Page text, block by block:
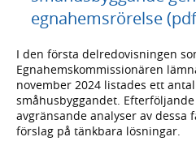
egnahemsrörelse
I den första delredovisningen
Egnahemskommissionären
november 2024 listades ett
småhusbyggandet.
avgränsande analyser av dessa
förslag på tänkbara lösningar.